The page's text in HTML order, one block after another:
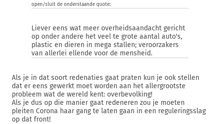
open/sluit de onderstaande quote:
Liever eens wat meer overheidsaandacht gericht
op onder andere het veel te grote aantal auto's,
plastic en dieren in mega stallen; veroorzakers
van allerlei ellende voor de mensheid.
Als je in dat soort redenaties gaat praten kun je ook stellen
dat er eens gewerkt moet worden aan het allergrootste
probleem wat de wereld kent: overbevolking!
Als je dus op die manier gaat redeneren zou je moeten
pleiten Corona haar gang te laten gaan in een reguleringsslag
op dat front!